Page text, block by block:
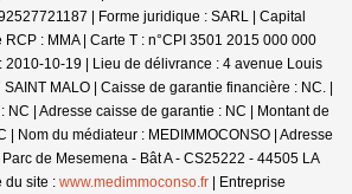
| Forme juridique : SARL | Capital
: MMA | Carte T : n°CPI 3501 2015 000 000
2010-10-19 | Lieu de délivrance : 4 avenue Louis
MALO | Caisse de garantie financière : NC. |
NC | Adresse caisse de garantie : NC | Montant de
| Nom du médiateur : MEDIMMOCONSO | Adresse
de Mesemena - Bât A - CS25222 - 44505 LA
du site : www.medimmoconso.fr | Entreprise